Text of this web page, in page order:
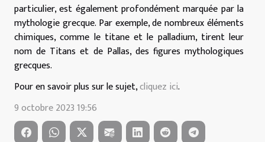
particulier, est également profondément marquée par la
mythologie grecque. Par exemple, de nombreux éléments
chimiques, comme le titane et le palladium, tirent leur
nom de Titans et de Pallas, des figures mythologiques
grecques.
Pour en savoir plus sur le sujet,cliquez ici.
9 octobre 2023 19:56